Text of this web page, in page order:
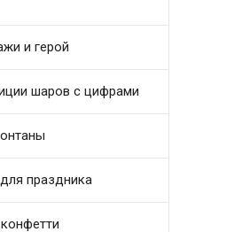
и герой
шаров с цифрами
праздника